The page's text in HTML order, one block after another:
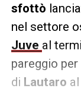
sfottò
nel settore
Juve al
pareggio
di Lautaro al